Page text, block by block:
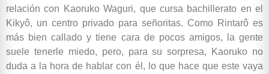
relación con Kaoruko Waguri, que cursa bachillerato en el
Kikyô, un centro privado para señoritas. Como Rintarô es
más bien callado y tiene cara de pocos amigos, la gente
suele tenerle miedo, pero, para su sorpresa, Kaoruko no
duda a la hora de hablar con él, lo que hace que este vaya